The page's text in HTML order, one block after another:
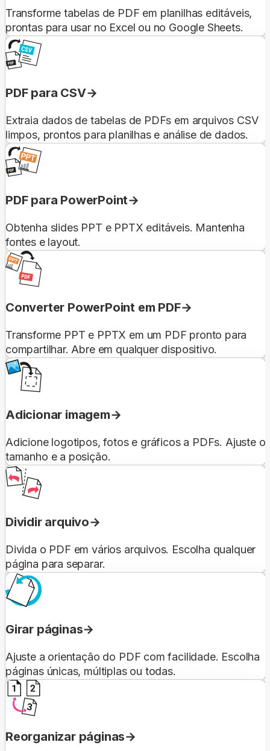
Transforme tabelas de PDF em planilhas editáveis,
prontas para usar no Excel ou no Google Sheets.
PDF para CSV
Extraia dados de tabelas de PDFs em arquivos CSV
limpos, prontos para planilhas e análise de dados.
PDF para PowerPoint
Obtenha slides PPT e PPTX editáveis. Mantenha
fontes e layout.
Converter PowerPoint em PDF
Transforme PPT e PPTX em um PDF pronto para
compartilhar. Abre em qualquer dispositivo.
Adicionar imagem
Adicione logotipos, fotos e gráficos a PDFs. Ajuste o
tamanho e a posição.
Dividir arquivo
Divida o PDF em vários arquivos. Escolha qualquer
página para separar.
Girar páginas
Ajuste a orientação do PDF com facilidade. Escolha
páginas únicas, múltiplas ou todas.
Reorganizar páginas